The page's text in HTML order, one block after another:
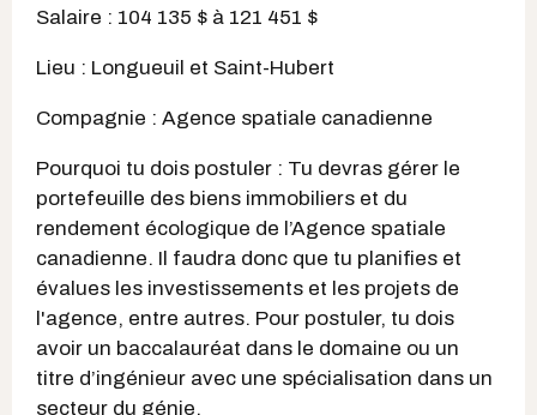
Salaire : 104 135 $ à 121 451 $
Lieu : Longueuil et Saint-Hubert
Compagnie : Agence spatiale canadienne
Pourquoi tu dois postuler : Tu devras gérer le
portefeuille des biens immobiliers et du
rendement écologique de l’Agence spatiale
canadienne. Il faudra donc que tu planifies et
évalues les investissements et les projets de
l'agence, entre autres. Pour postuler, tu dois
avoir un baccalauréat dans le domaine ou un
titre d’ingénieur avec une spécialisation dans un
secteur du génie.